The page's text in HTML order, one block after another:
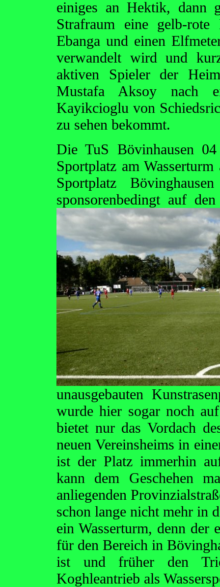
einiges an Hektik, dann
Strafraum eine gelb-
Ebanga und einen
verwandelt wird und
aktiven Spieler der
Mustafa Aksoy nach
Kayikcioglu von
zu sehen bekommt.
Die TuS Bövinhausen
Sportplatz am
Sportplatz
sponsorenbedingt auf
unausgebauten
wurde hier sogar noch
bietet nur das Vordach
neuen Vereinsheims in
ist der Platz immerhin
kann dem Geschehen
anliegenden
schon lange nicht mehr in
ein Wasserturm, denn der
für den Bereich in
ist und früher den
Koghleantrieb als